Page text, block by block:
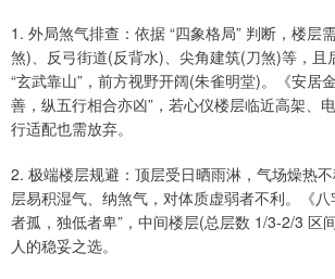
1. 外局煞气排查：依据 “四象格局” 判断，楼层
煞)、反弓街道(反背水)、尖角建筑(刀煞)等，且
“玄武靠山”，前方视野开阔(朱雀明堂)。《安居
善，纵五行相合亦凶”，若心仪楼层临近高架、
行适配也需放弃。
2. 极端楼层规避：顶层受日晒雨淋，气场燥热
层易积湿气、纳煞气，对体质虚弱者不利。《八
者孤，独低者卑”，中间楼层(总层数 1/3-2/3 区
人的稳妥之选。